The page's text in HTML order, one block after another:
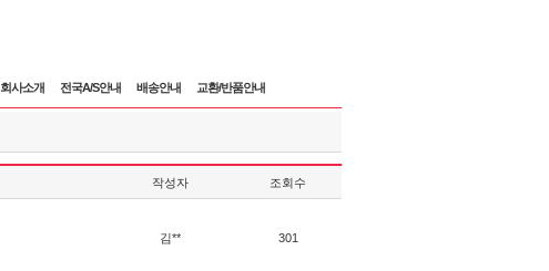
회사소개 전국A/S안내 배송안내 교환/반품안내
작성자 조회수
김** 301